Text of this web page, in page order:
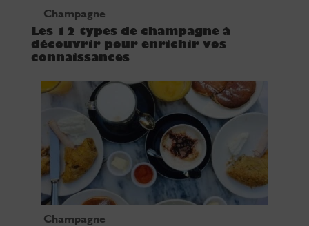
Champagne
Les 12 types de champagne à
découvrir pour enrichir vos
connaissances
Champagne